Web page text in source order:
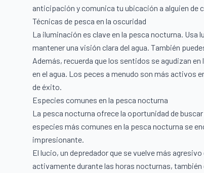
anticipación y comunica tu ubicación a alguien de
Técnicas de pesca en la oscuridad
La iluminación es clave en la pesca nocturna. Usa
mantener una visión clara del agua. También
Además, recuerda que los sentidos se agudizan
en el agua. Los peces a menudo son más activos
de éxito.
Especies comunes en la pesca nocturna
La pesca nocturna ofrece la oportunidad de
especies más comunes en la pesca nocturna se
impresionante.
El lucio, un depredador que se vuelve más
activamente durante las horas nocturnas,